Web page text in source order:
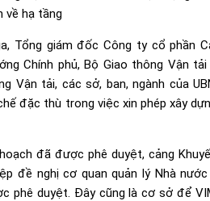
về hạ tầng
Tổng giám đốc Công ty cổ phần
Chính phủ, Bộ Giao thông Vận
Vận tải, các sở, ban, ngành của
đặc thù trong việc xin phép xây
đã được phê duyệt, cảng
đề nghị cơ quan quản lý Nhà
phê duyệt. Đây cũng là cơ sở để